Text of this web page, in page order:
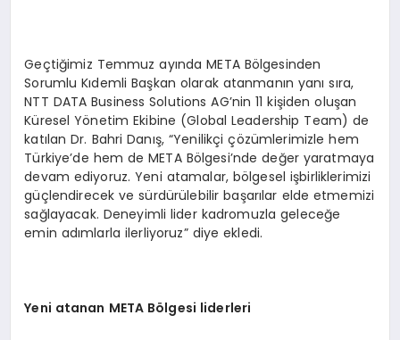
Geçtiğimiz Temmuz ayında META Bölgesinden
Sorumlu Kıdemli Başkan olarak atanmanın yanı sıra,
NTT DATA Business Solutions AG’nin 11 kişiden oluşan
Küresel Yönetim Ekibine (Global Leadership Team) de
katılan Dr. Bahri Danış, “Yenilikçi çözümlerimizle hem
Türkiye’de hem de META Bölgesi’nde değer yaratmaya
devam ediyoruz. Yeni atamalar, bölgesel işbirliklerimizi
güçlendirecek ve sürdürülebilir başarılar elde etmemizi
sağlayacak. Deneyimli lider kadromuzla geleceğe
emin adımlarla ilerliyoruz” diye ekledi.
Yeni atanan META Bölgesi liderleri